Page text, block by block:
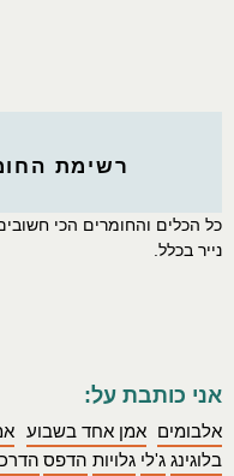
רשימת
כל הכלים והחומרים הכי
נייר בכלל.
אני כותבת על:
אלבומים אמן אחד בשבוע
בלוגינג ג'לי גלויות הדפס